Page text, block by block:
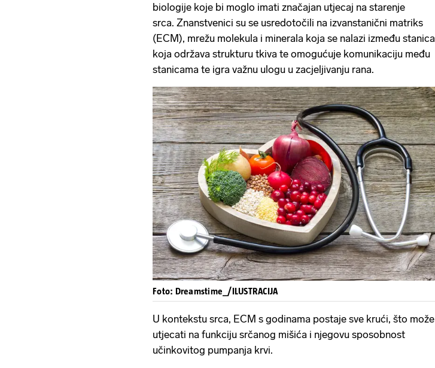
biologije koje bi moglo imati značajan utjecaj na starenje
srca. Znanstvenici su se usredotočili na izvanstanični matriks
(ECM), mrežu molekula i minerala koja se nalazi između stanica
koja održava strukturu tkiva te omogućuje komunikaciju među
stanicama te igra važnu ulogu u zacjeljivanju rana.
Foto: Dreamstime_/ILUSTRACIJA
U kontekstu srca, ECM s godinama postaje sve krući, što može
utjecati na funkciju srčanog mišića i njegovu sposobnost
učinkovitog pumpanja krvi.